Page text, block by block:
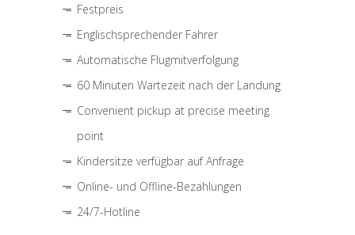
Festpreis
Englischsprechender Fahrer
Automatische Flugmitverfolgung
60 Minuten Wartezeit nach der Landung
Convenient pickup at precise meeting
point
Kindersitze verfügbar auf Anfrage
Online- und Offline-Bezahlungen
24/7-Hotline